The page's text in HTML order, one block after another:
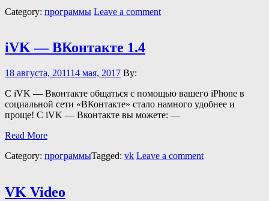
Category: программы Leave a comment
iVK — ВКонтакте 1.4
18 августа, 201114 мая, 2017 By:
С iVK — Вконтакте общаться с помощью вашего iPhone в
социальной сети «ВКонтакте» стало намного удобнее и
проще! C iVK — Вконтакте вы можете: —
Read More
Category: программыTagged: vk Leave a comment
VK Video